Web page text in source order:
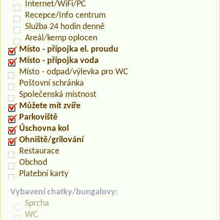
Internet/WiFi/PC
Recepce/Info centrum
Služba 24 hodin denně
Areál/kemp oplocen
Místo - přípojka el. proudu
Místo - přípojka voda
Místo - odpad/výlevka pro WC
Poštovní schránka
Společenská místnost
Můžete mít zvíře
Parkoviště
Úschovna kol
Ohniště/grilování
Restaurace
Obchod
Platební karty
Vybavení chatky/bungalovy:
Sprcha
WC